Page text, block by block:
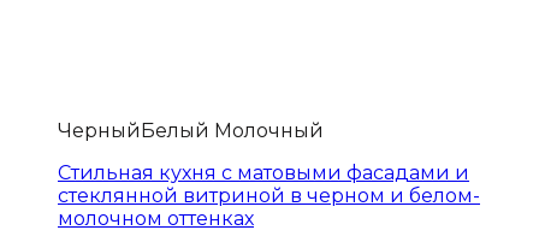
ЧерныйБелый Молочный
Стильная кухня с матовыми фасадами и
стеклянной витриной в черном и белом-
молочном оттенках